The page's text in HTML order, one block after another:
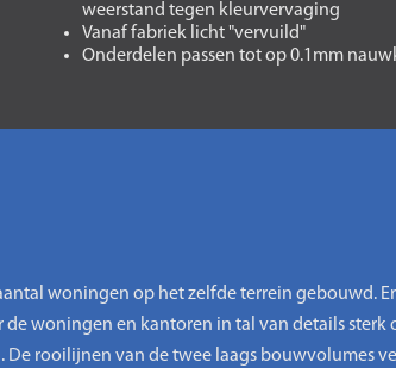
weerstand tegen kleurvervaging
Vanaf fabriek licht "vervuild"
Onderdelen passen tot op 0.1mm
woningen op het zelfde terrein gebouwd.
woningen en kantoren in tal van details
rooilijnen van de twee laags bouwvolumes